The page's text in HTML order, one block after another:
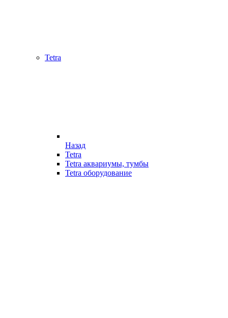
Tetra
Назад
Tetra
Tetra аквариумы, тумбы
Tetra оборудование